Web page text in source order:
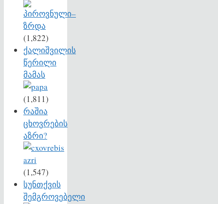
(1,822)
ქალიშვილის
წერილი
მამას
(1,811)
რაშია
ცხოვრების
აზრი?
(1,547)
სუნთქვის
შემგროვებელი